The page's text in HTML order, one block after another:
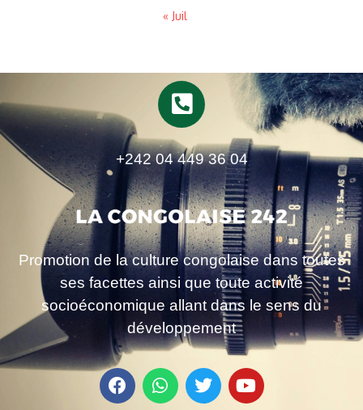
« Juil
+242 04 449 36 04
Promotion de la culture congolaise dans toutes
ses facettes ainsi que toute activité
socioéconomique allant dans le sens du
développement